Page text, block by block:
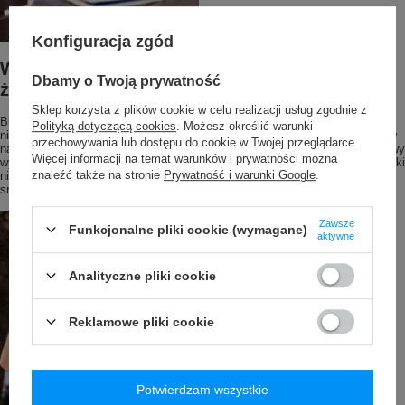
Wszechstronne zastosowanie w codziennym
życiu
Butelka SodaStream My Only Bottle jest nie tylko stylowa, ale także
niezwykle praktyczna. Możesz ją zabrać ze sobą na siłownię, do pracy, czy
na wycieczkę. Jej szczelne zamknięcie zapewnia bezpieczeństwo, a stylowy
wygląd sprawia, że będzie świetnym dodatkiem do każdej aktywności. Dzięki
niej zawsze będziesz mieć pod ręką ulubiony napój, ciesząc się jego
smakiem w każdym miejscu.
Konfiguracja zgód
Dbamy o Twoją prywatność
Sklep korzysta z plików cookie w celu realizacji usług zgodnie z
Polityką dotyczącą cookies . Możesz określić warunki
przechowywania lub dostępu do cookie w Twojej przeglądarce.
Więcej informacji na temat warunków i prywatności można
znaleźć także na stronie Prywatność i warunki Google
Funkcjonalne pliki cookie (wymagane)
Zawsze
aktywne
Analityczne pliki cookie
Reklamowe pliki cookie
Potwierdzam wszystkie